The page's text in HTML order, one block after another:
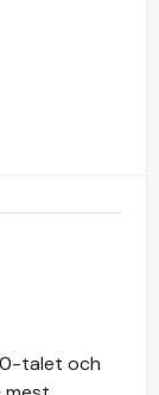
talet och